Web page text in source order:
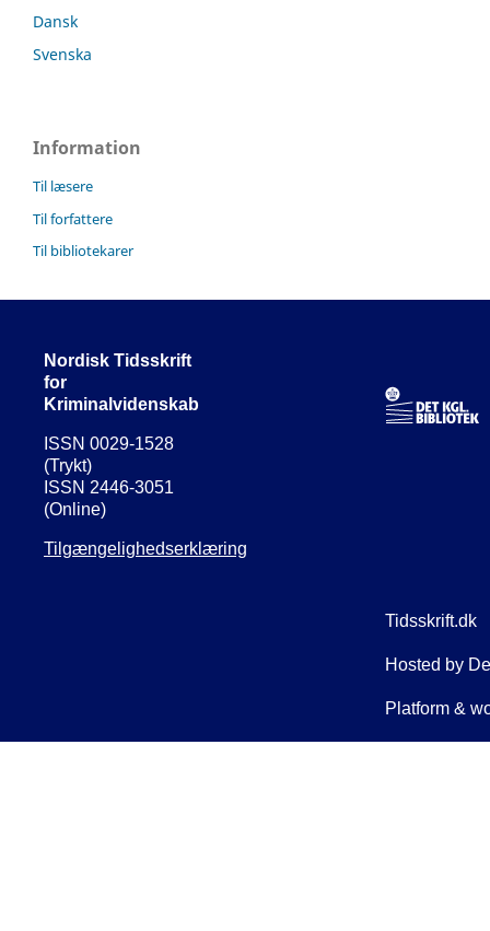
Dansk
Svenska
Information
Til læsere
Til forfattere
Til bibliotekarer
Nordisk Tidsskrift
for
Kriminalvidenskab
ISSN 0029-1528
(Trykt)
ISSN 2446-3051
(Online)
Tilgængelighedserklæring